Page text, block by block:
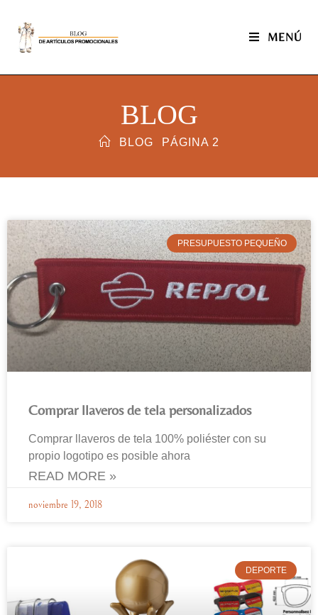
MENÚ
BLOG
BLOG PÁGINA 2
PRESUPUESTO PEQUEÑO
Comprar llaveros de tela personalizados
Comprar llaveros de tela 100% poliéster con su
propio logotipo es posible ahora
READ MORE »
noviembre 19, 2018
DEPORTE